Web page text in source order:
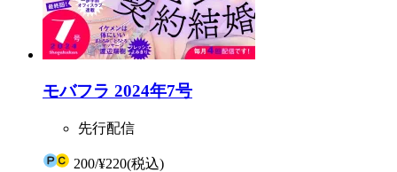
モバフラ 2024年7号
先行配信
200/¥220(税込)